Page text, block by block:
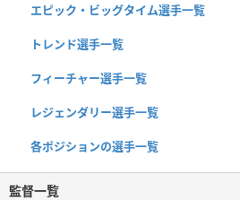
エピック・ビッグタイム選手一覧
トレンド選手一覧
フィーチャー選手一覧
レジェンダリー選手一覧
各ポジションの選手一覧
監督一覧